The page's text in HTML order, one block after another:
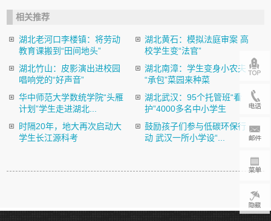
相关推荐
湖北老河口李楼镇：将劳动
教育课搬到“田间地头”
湖北黄石：模拟法庭审案 高
校学生变“法官”
湖北竹山：皮影演出进校园
唱响党的“好声音”
湖北南漳：学生变身小农夫
“承包”菜园来种菜
华中师范大学数统学院“头雁
计划”学生走进湖北...
湖北武汉：95个托管班“看
护”4000多名中小学生
时隔20年，地大再次启动大
学生长江源科考
鼓励孩子们参与低碳环保行
动 武汉一所小学设“...